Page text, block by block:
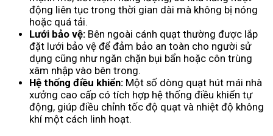
động liên tục trong thời gian dài mà không bị nóng
hoặc quá tải.
Lưới bảo vệ: Bên ngoài cánh quạt thường được lắp
đặt lưới bảo vệ để đảm bảo an toàn cho người sử
dụng cũng như ngăn chặn bụi bẩn hoặc côn trùng
xâm nhập vào bên trong.
Hệ thống điều khiển: Một số dòng quạt hút mái nhà
xưởng cao cấp có tích hợp hệ thống điều khiển tự
động, giúp điều chỉnh tốc độ quạt và nhiệt độ không
khí một cách linh hoạt.